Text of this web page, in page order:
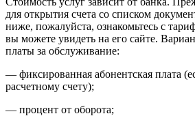
для открытия счета со списком
ниже, пожалуйста, ознакомьтесь с
вы можете увидеть на его сайте.
платы за обслуживание:
— фиксированная абонентская плата
расчетному счету);
— процент от оборота;